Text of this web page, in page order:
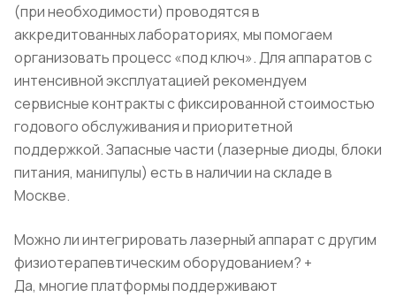
(при необходимости) проводятся в
аккредитованных лабораториях, мы помогаем
организовать процесс «под ключ». Для аппаратов с
интенсивной эксплуатацией рекомендуем
сервисные контракты с фиксированной стоимостью
годового обслуживания и приоритетной
поддержкой. Запасные части (лазерные диоды, блоки
питания, манипулы) есть в наличии на складе в
Москве.
Можно ли интегрировать лазерный аппарат с другим
физиотерапевтическим оборудованием? +
Да, многие платформы поддерживают